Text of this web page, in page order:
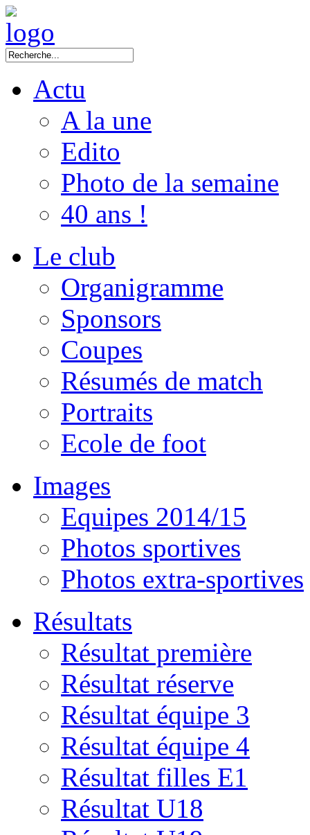
Actu
A la une
Edito
Photo de la semaine
40 ans !
Le club
Organigramme
Sponsors
Coupes
Résumés de match
Portraits
Ecole de foot
Images
Equipes 2014/15
Photos sportives
Photos extra-sportives
Résultats
Résultat première
Résultat réserve
Résultat équipe 3
Résultat équipe 4
Résultat filles E1
Résultat U18